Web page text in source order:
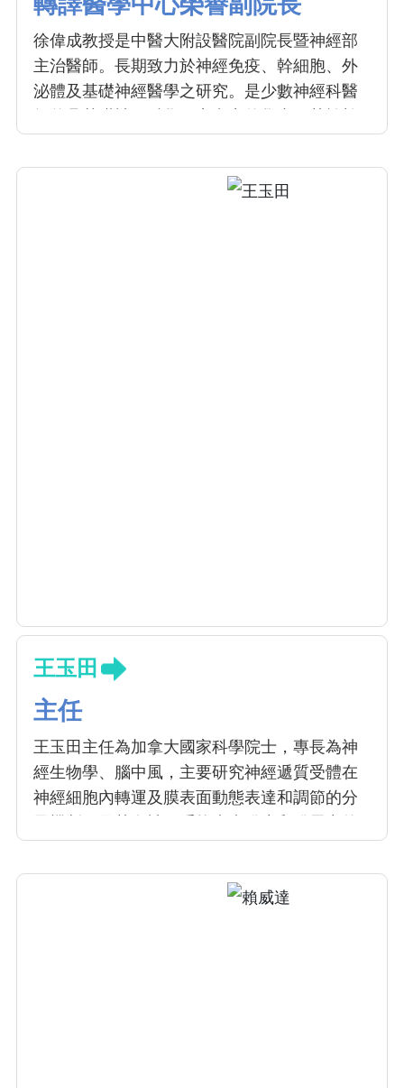
徐偉成教授是中醫大附設醫院副院長暨神經部
主治醫師。長期致力於神經免疫、幹細胞、外
泌體及基礎神經醫學之研究。是少數神經科醫
惠病人。在其支持下，目前有亞急性缺血性中
風，多發性硬化症等第一期的臨床研究案於神
王玉田
主任
王玉田主任為加拿大國家科學院士，專長為神
經生物學、腦中風，主要研究神經遞質受體在
神經細胞內轉運及膜表面動態表達和調節的分
域，治療時使正常細胞不受影響，造福人類貢